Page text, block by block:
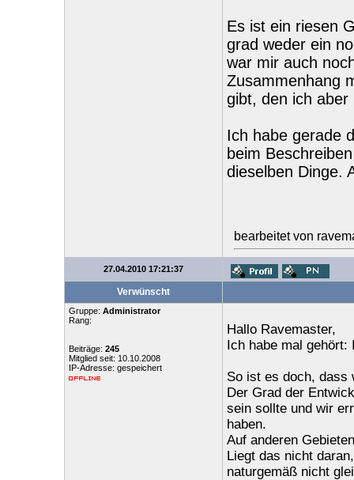
Es ist ein riesen
grad weder ein
war mir auch
Zusammenhang
gibt, den ich
Ich habe gerade
beim
dieselben Dinge.
bearbeitet von
27.04.2010 17:21:37
Verwünscht
Gruppe: Administrator
Rang:
Beiträge: 245
Mitglied seit: 10.10.2008
IP-Adresse: gespeichert
Hallo Ravemaster,
Ich habe mal
So ist es doch, dass
Der Grad der
sein sollte und wir
haben.
Auf anderen
Liegt das nicht
naturgemäß nicht